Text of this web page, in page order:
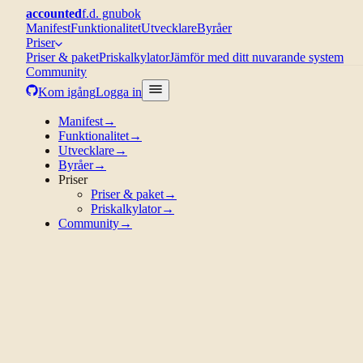
accountedf.d. gnubok
ManifestFunktionalitetUtvecklareByråer
Priser
Priser & paketPriskalkylatorJämför med ditt nuvarande system
Community
Kom igångLogga in
Manifest→
Funktionalitet→
Utvecklare→
Byråer→
Priser
Priser & paket→
Priskalkylator→
Community→